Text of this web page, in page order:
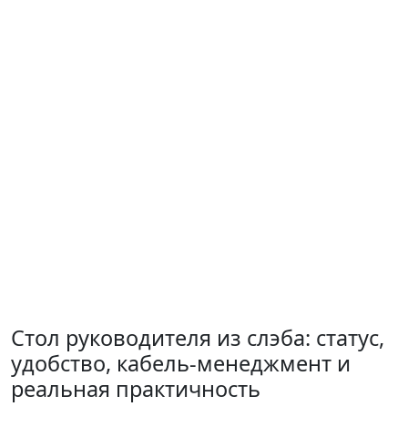
Стол руководителя из слэба: статус,
удобство, кабель-менеджмент и
реальная практичность